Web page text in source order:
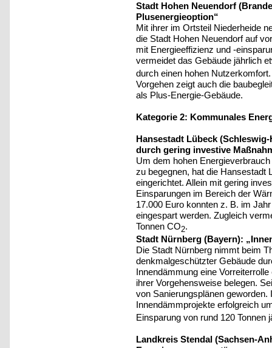
Stadt Hohen Neuendorf
Plusenergieoption“
Mit ihrer im Ortsteil Niederheide
die Stadt Hohen Neuendorf auf
mit Energieeffizienz und -
vermeidet das Gebäude jährlich
durch einen hohen
Vorgehen zeigt auch die
als Plus-Energie-Gebäude.
Kategorie 2: Kommunales
Hansestadt Lübeck
durch gering investive
Um dem hohen
zu begegnen, hat die Hansestadt
eingerichtet. Allein mit gering
Einsparungen im Bereich der
17.000 Euro konnten z. B. im
eingespart werden. Zugleich
Tonnen CO2.
Stadt Nürnberg (Bayern):
Die Stadt Nürnberg nimmt beim
denkmalgeschützter Gebäude
Innendämmung eine
ihrer Vorgehensweise belegen.
von Sanierungsplänen
Innendämmprojekte erfolgreich
Einsparung von rund 120 Tonnen
Landkreis Stendal (Sachsen-